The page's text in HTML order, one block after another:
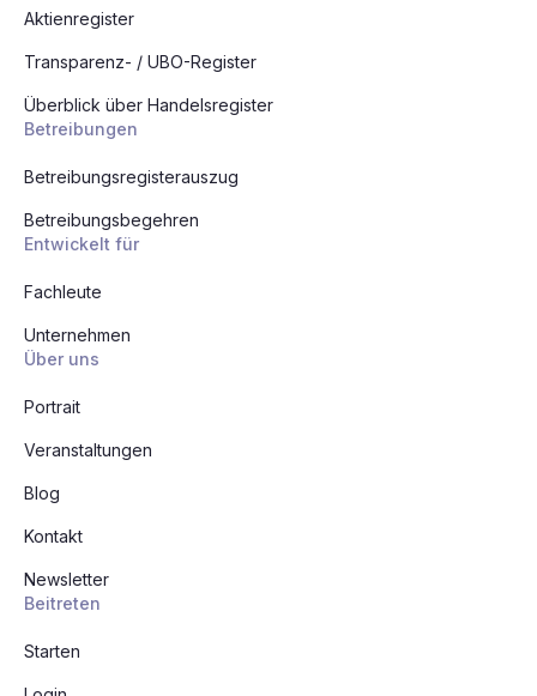
Aktienregister
Transparenz- / UBO-Register
Überblick über Handelsregister
Betreibungen
Betreibungsregisterauszug
Betreibungsbegehren
Entwickelt für
Fachleute
Unternehmen
Über uns
Portrait
Veranstaltungen
Blog
Kontakt
Newsletter
Beitreten
Starten